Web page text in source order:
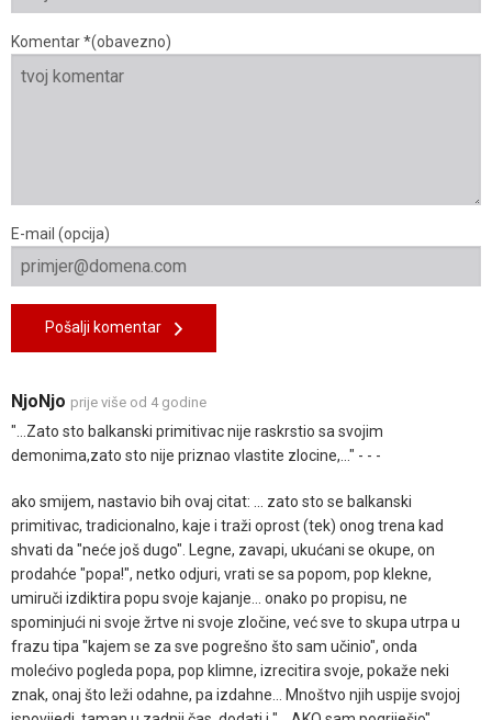
Komentar *(obavezno)
E-mail (opcija)
Pošalji komentar
NjoNjo prije više od 4 godine
"...Zato sto balkanski primitivac nije raskrstio sa svojim
demonima,zato sto nije priznao vlastite zlocine,..." - - -
ako smijem, nastavio bih ovaj citat: ... zato sto se balkanski
primitivac, tradicionalno, kaje i traži oprost (tek) onog trena kad
shvati da "neće još dugo". Legne, zavapi, ukućani se okupe, on
prodahće "popa!", netko odjuri, vrati se sa popom, pop klekne,
umiruči izdiktira popu svoje kajanje... onako po propisu, ne
spominjući ni svoje žrtve ni svoje zločine, već sve to skupa utrpa u
frazu tipa "kajem se za sve pogrešno što sam učinio", onda
molećivo pogleda popa, pop klimne, izrecitira svoje, pokaže neki
znak, onaj što leži odahne, pa izdahne... Mnoštvo njih uspije svojoj